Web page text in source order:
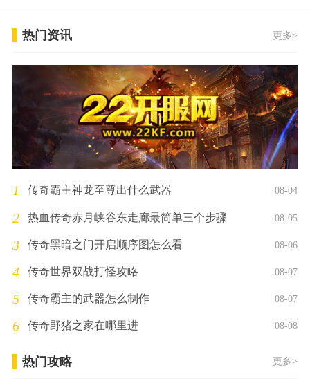
热门资讯 更多>
1 传奇霸主神龙至尊出什么武器 08-04
2 热血传奇赤月峡谷东走廊最简单三个步骤 08-05
3 传奇黑暗之门开启顺序图怎么看 08-06
4 传奇世界双战打怪攻略 08-07
5 传奇霸主的武器怎么制作 08-07
6 传奇野猪之家在哪里进 08-08
热门攻略 更多>